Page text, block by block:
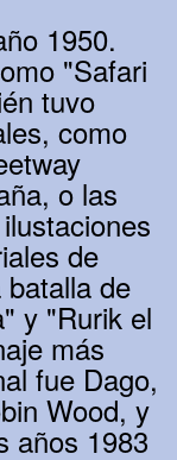
1950.
"Safari
tuvo
como
o las
de
de
y "Rurik el
más
fue Dago,
Wood, y
años 1983